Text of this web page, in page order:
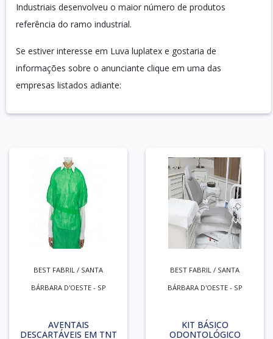
Industriais desenvolveu o maior número de produtos
referência do ramo industrial.
Se estiver interesse em Luva luplatex e gostaria de
informações sobre o anunciante clique em uma das
empresas listados adiante:
BEST FABRIL / SANTA
BÁRBARA D'OESTE - SP
AVENTAIS
DESCARTÁVEIS EM TNT
BEST FABRIL / SANTA
BÁRBARA D'OESTE - SP
KIT BÁSICO
ODONTOLÓGICO